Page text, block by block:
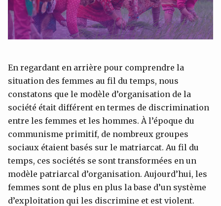
En regardant en arrière pour comprendre la
situation des femmes au fil du temps, nous
constatons que le modèle d’organisation de la
société était différent en termes de discrimination
entre les femmes et les hommes. À l’époque du
communisme primitif, de nombreux groupes
sociaux étaient basés sur le matriarcat. Au fil du
temps, ces sociétés se sont transformées en un
modèle patriarcal d’organisation. Aujourd’hui, les
femmes sont de plus en plus la base d’un système
d’exploitation qui les discrimine et est violent.